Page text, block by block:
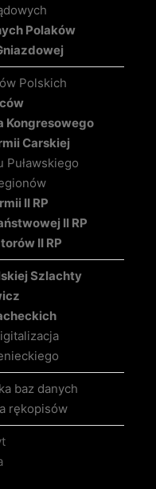
Polaków
Polskich
Kongresowego
Carskiej
Puławskiego
II RP
II RP
II RP
Szlachty
baz danych
rękopisów